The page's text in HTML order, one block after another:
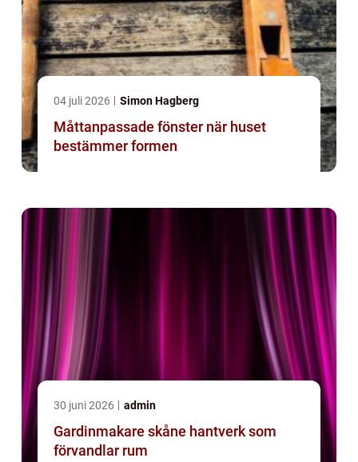
04 juli 2026 Simon Hagberg
Måttanpassade fönster när huset
bestämmer formen
30 juni 2026 admin
Gardinmakare skåne hantverk som
förvandlar rum